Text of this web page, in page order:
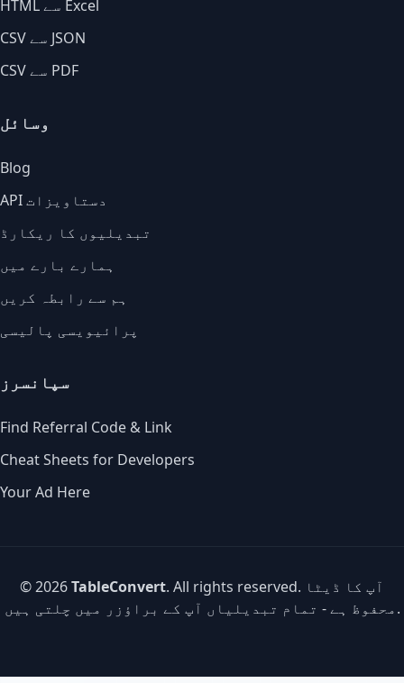
HTML سے Excel
CSV سے JSON
CSV سے PDF
وسائل
Blog
API دستاویزات
تبدیلیوں کا ریکارڈ
ہمارے بارے میں
ہم سے رابطہ کریں
پرائیویسی پالیسی
سپانسرز
Find Referral Code & Link
Cheat Sheets for Developers
Your Ad Here
© 2026TableConvert. All rights reserved. آپ کا ڈیٹا
محفوظ ہے - تمام تبدیلیاں آپ کے براؤزر میں چلتی ہیں.